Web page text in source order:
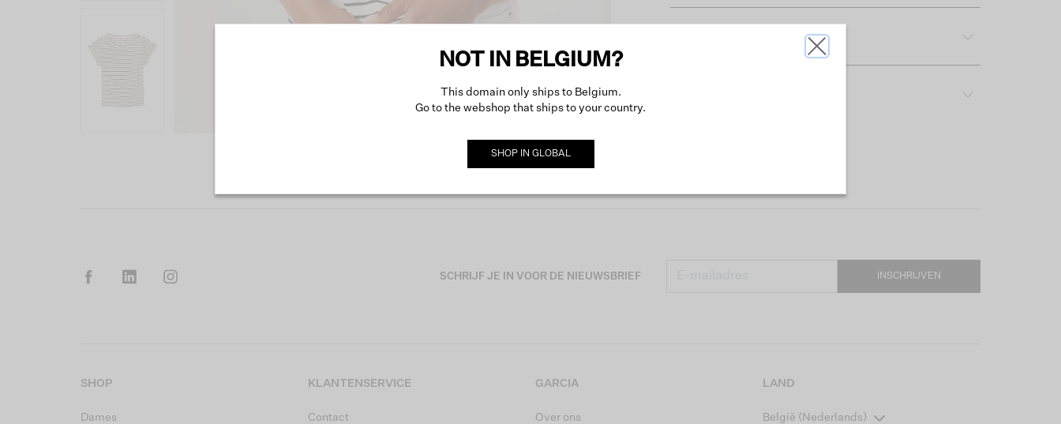
Staat het mij?
SCHRIJF JE IN VOOR DE NIEUWSBRIEF INSCHRIJVEN
SHOP
Dames
KLANTENSERVICE
Contact
GARCIA
Over ons
LAND
België (Nederlands)
NOT IN BELGIUM?
This domain only ships to Belgium.
Go to the webshop that ships to your country.
SHOP IN GLOBAL